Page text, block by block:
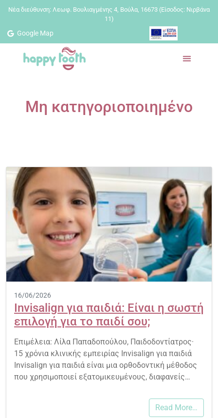
Nέα διεύθυνση: Λεωφ. Βουλιαγμένης 4, Βούλα, 16673 (Είσοδος: Νιρβάνα
11)
Google Map
Μη κατηγοριοποιημένο
16/06/2026
Invisalign για παιδιά: Είναι η σωστή
επιλογή για το παιδί σου;
Επιμέλεια: Λίλα Παπαδοπούλου, Παιδοδοντίατρος·
15 χρόνια κλινικής εμπειρίας Invisalign για παιδιά
Invisalign για παιδιά είναι μια ορθοδοντική μέθοδος
που χρησιμοποιεί εξατομικευμένους, διαφανείς…
Read More…